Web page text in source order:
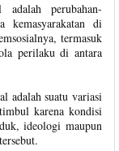
perubahan-
kemasyarakatan di
termasuk
perilaku di antara
adalah suatu variasi
karena kondisi
ideologi maupun